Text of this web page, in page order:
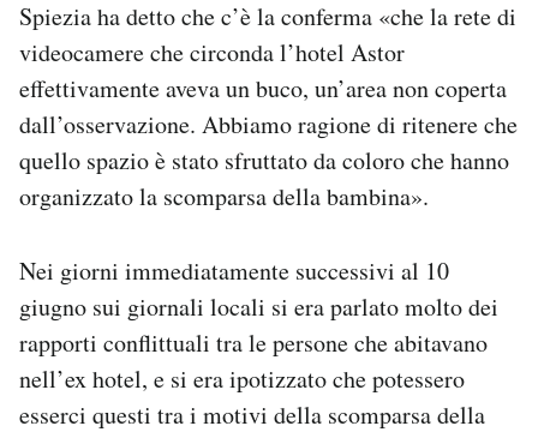
Spiezia ha detto che c’è la conferma «che la rete di
videocamere che circonda l’hotel Astor
effettivamente aveva un buco, un’area non coperta
dall’osservazione. Abbiamo ragione di ritenere che
quello spazio è stato sfruttato da coloro che hanno
organizzato la scomparsa della bambina».
Nei giorni immediatamente successivi al 10
giugno sui giornali locali si era parlato molto dei
rapporti conflittuali tra le persone che abitavano
nell’ex hotel, e si era ipotizzato che potessero
esserci questi tra i motivi della scomparsa della